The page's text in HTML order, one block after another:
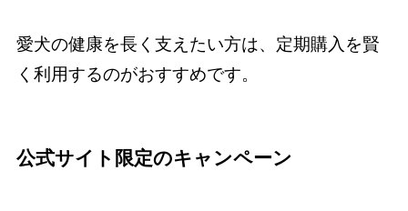
愛犬の健康を長く支えたい方は、定期購入を賢
く利用するのがおすすめです。
公式サイト限定のキャンペーン